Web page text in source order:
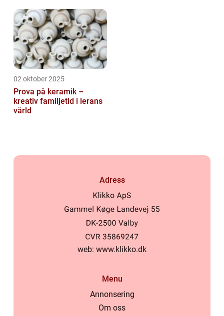
02 oktober 2025
Prova på keramik –
kreativ familjetid i lerans
värld
Adress
web: www.klikko.dk
Menu
Annonsering
Om oss